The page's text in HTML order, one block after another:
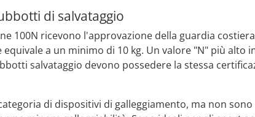
di salvataggio
100N ricevono l'approvazione della guardia
a un minimo di 10 kg. Un valore "N" più alto
salvataggio devono possedere la stessa
di dispositivi di galleggiamento, ma non